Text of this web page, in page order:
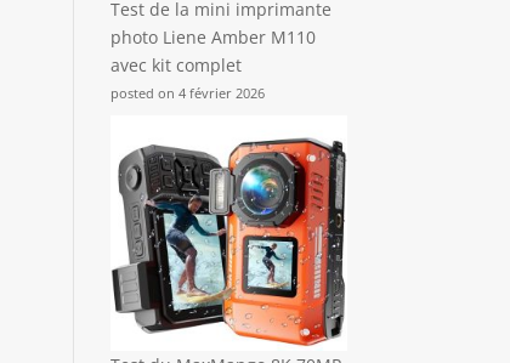
Test de la mini imprimante
photo Liene Amber M110
avec kit complet
posted on 4 février 2026